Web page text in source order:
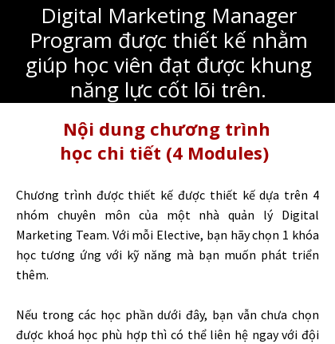
Digital Marketing Manager
Program được thiết kế nhằm
giúp học viên đạt được khung
năng lực cốt lõi trên.
Nội dung chương trình
học chi tiết (4 Modules)
Chương trình được thiết kế được thiết kế dựa trên 4
nhóm chuyên môn của một nhà quản lý Digital
Marketing Team. Với mỗi Elective, bạn hãy chọn 1 khóa
học tương ứng với kỹ năng mà bạn muốn phát triển
thêm.
Nếu trong các học phần dưới đây, bạn vẫn chưa chọn
được khoá học phù hợp thì có thể liên hệ ngay với đội